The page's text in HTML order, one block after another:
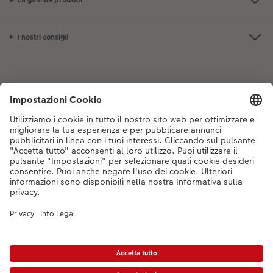
I nostri consigli
Se hai domande sui prodotti o sull'ordine, non esitare a contattarci dal
lunedì alla domenica dalle 9:00 alle 20:00 (esclusi i giorni festivi) al
numero di telefono044 499 10 35 dal lunedì alla domenica, dalle 9:00 alle
20:00 (festività escluse)
DE|FR|IT
Il prodotto mostrato potrebbe avere un prezzo più alto.
|Termini e condizioni|Privacy|Info legali